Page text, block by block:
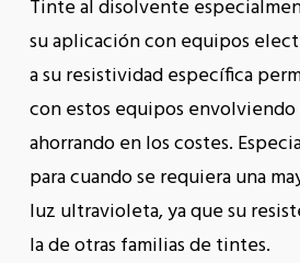
Tinte al disolvente
su aplicación con equipos
a su resistividad específica
con estos equipos envolviendo
ahorrando en los costes.
para cuando se requiera una
luz ultravioleta, ya que su
la de otras familias de tintes.